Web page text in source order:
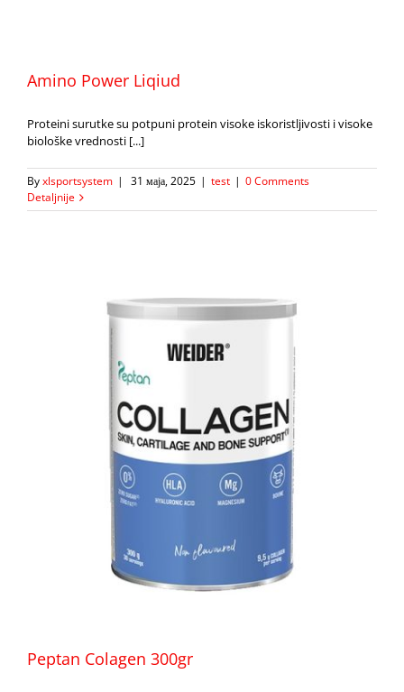
Amino Power Liqiud
Proteini surutke su potpuni protein visoke iskoristljivosti i visoke
biološke vrednosti [...]
Byxlsportsystem | 31 маја, 2025 | test | 0 Comments
Detaljnije
Peptan Colagen 300gr